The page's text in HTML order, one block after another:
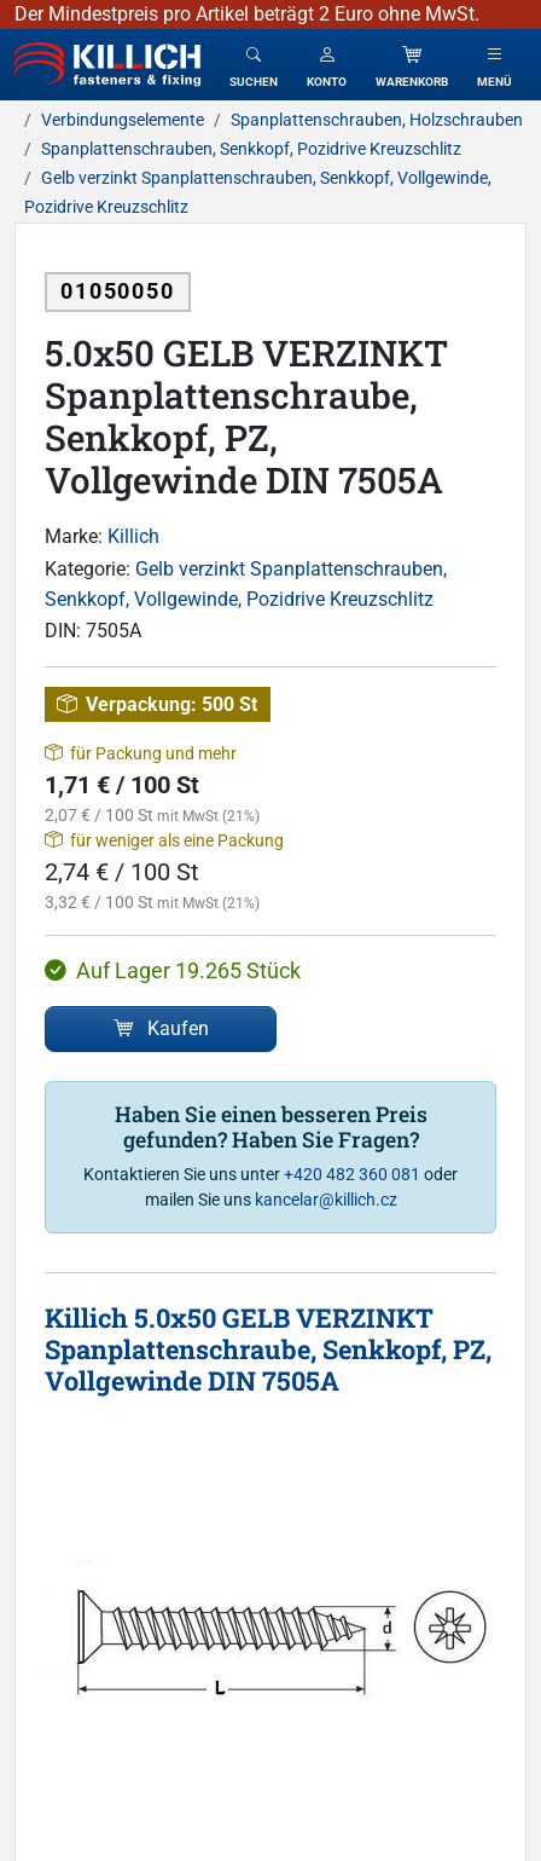
Der Mindestpreis pro Artikel beträgt 2 Euro ohne MwSt.
KILLICH - Verbindungselemente
SUCHEN KONTO WARENKORB MENÜ
Verbindungselemente
Spanplattenschrauben, Holzschrauben
Spanplattenschrauben, Senkkopf, Pozidrive Kreuzschlitz
Gelb verzinkt Spanplattenschrauben, Senkkopf, Vollgewinde,
Pozidrive Kreuzschlitz
01050050
5.0x50 GELB VERZINKT
Spanplattenschraube,
Senkkopf, PZ,
Vollgewinde DIN 7505A
Marke: Killich
Kategorie: Gelb verzinkt Spanplattenschrauben,
Senkkopf, Vollgewinde, Pozidrive Kreuzschlitz
DIN: 7505A
Verpackung: 500 St
für Packung und mehr
1,71 € / 100 St
2,07 € / 100 St mit MwSt (21%)
für weniger als eine Packung
2,74 € / 100 St
3,32 € / 100 St mit MwSt (21%)
Auf Lager 19.265 Stück
Kaufen
Haben Sie einen besseren Preis
gefunden? Haben Sie Fragen?
Kontaktieren Sie uns unter+420 482 360 081 oder
mailen Sie uns kancelar@killich.cz
Killich 5.0x50 GELB VERZINKT
Spanplattenschraube, Senkkopf, PZ,
Vollgewinde DIN 7505A